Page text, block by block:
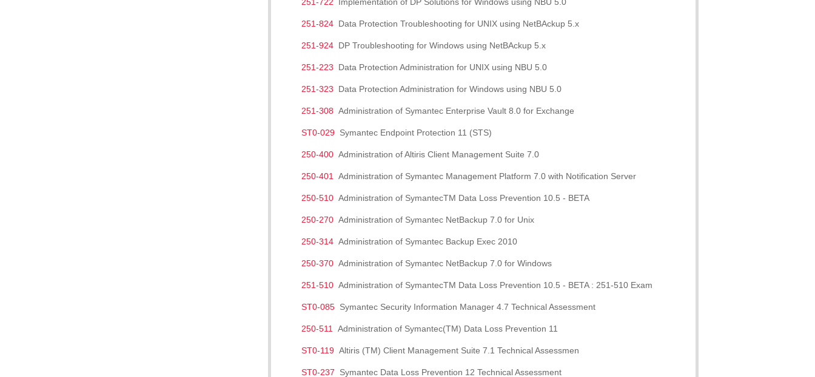
251-824 Data Protection Troubleshooting for UNIX using NetBAckup 5.x
251-924 DP Troubleshooting for Windows using NetBAckup 5.x
251-223 Data Protection Administration for UNIX using NBU 5.0
251-323 Data Protection Administration for Windows using NBU 5.0
251-308 Administration of Symantec Enterprise Vault 8.0 for Exchange
ST0-029 Symantec Endpoint Protection 11 (STS)
250-400 Administration of Altiris Client Management Suite 7.0
250-401 Administration of Symantec Management Platform 7.0 with Notification Server
250-510 Administration of SymantecTM Data Loss Prevention 10.5 - BETA
250-270 Administration of Symantec NetBackup 7.0 for Unix
250-314 Administration of Symantec Backup Exec 2010
250-370 Administration of Symantec NetBackup 7.0 for Windows
251-510 Administration of SymantecTM Data Loss Prevention 10.5 - BETA : 251-510 Exam
ST0-085 Symantec Security Information Manager 4.7 Technical Assessment
250-511 Administration of Symantec(TM) Data Loss Prevention 11
ST0-119 Altiris (TM) Client Management Suite 7.1 Technical Assessmen
ST0-237 Symantec Data Loss Prevention 12 Technical Assessment